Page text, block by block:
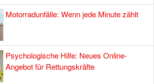
Motorradunfälle: Wenn jede Minute zählt
Psychologische Hilfe: Neues Online-
Angebot für Rettungskräfte